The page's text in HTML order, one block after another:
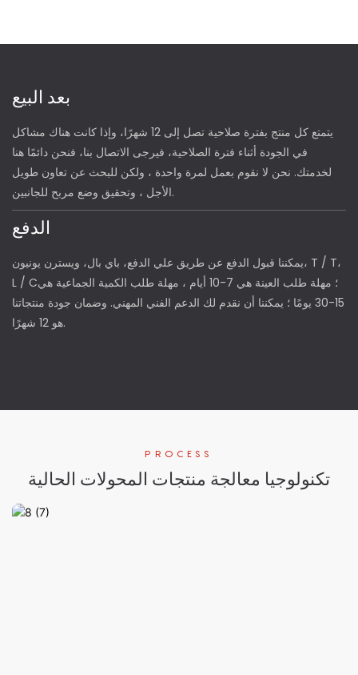
بعد البيع
يتمتع كل منتج بفترة صلاحية تصل إلى 12 شهرًا، وإذا كانت هناك مشاكل
في الجودة أثناء فترة الصلاحية، فيرجى الاتصال بنا، فنحن دائمًا هنا
لخدمتك. نحن لا نقوم بعمل لمرة واحدة ، ولكن للبحث عن تعاون طويل
الأجل ، وتحقيق وضع مربح للجانبين.
الدفع
يمكننا قبول الدفع عن طريق علي الدفع، باي بال، ويسترن يونيون، T / T،
L / C؛ مهلة طلب العينة هي 7-10 أيام ، مهلة طلب الكمية الجماعية هي
15-30 يومًا ؛ يمكننا أن نقدم لك الدعم الفني المهني. وضمان جودة منتجاتنا
هو 12 شهرًا.
PROCESS
تكنولوجيا معالجة منتجات المحولات الحالية